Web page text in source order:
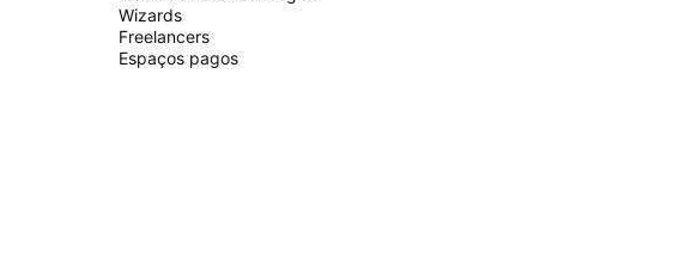
Wizards
Freelancers
Espaços pagos